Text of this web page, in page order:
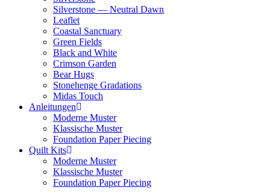
Silverstone — Neutral Dawn
Leaflet
Coastal Sanctuary
Green Fields
Black and White
Crimson Garden
Bear Hugs
Stonehenge Gradations
Midas Touch
Anleitungen
Moderne Muster
Klassische Muster
Foundation Paper Piecing
Quilt Kits
Moderne Muster
Klassische Muster
Foundation Paper Piecing